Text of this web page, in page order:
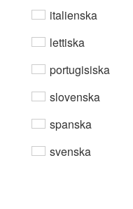
italienska
lettiska
portugisiska
slovenska
spanska
svenska